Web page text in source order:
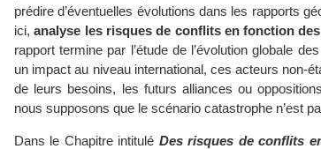
prédire d’éventuelles évolutions dans les rapports
ici,analyse les risques de conflits en fonction
rapport termine par l’étude de l’évolution globale
un impact au niveau international, ces acteurs non-
de leurs besoins, les futurs alliances ou
nous supposons que le scénario catastrophe n’est
Dans le Chapitre intitulé Des risques de conflits